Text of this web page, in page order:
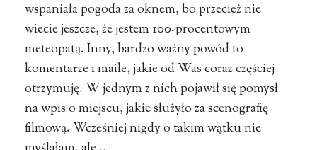
wspaniała pogoda za oknem, bo przecież nie
wiecie jeszcze, że jestem 100-procentowym
meteopatą. Inny, bardzo ważny powód to
komentarze i maile, jakie od Was coraz częściej
otrzymuję. W jednym z nich pojawił się pomysł
na wpis o miejscu, jakie służyło za scenografię
filmową. Wcześniej nigdy o takim wątku nie